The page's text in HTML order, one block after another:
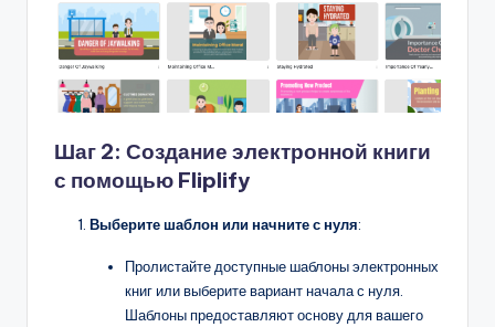
Шаг 2: Создание электронной книги
с помощью Fliplify
Выберите шаблон или начните с нуля:
Пролистайте доступные шаблоны электронных
книг или выберите вариант начала с нуля.
Шаблоны предоставляют основу для вашего